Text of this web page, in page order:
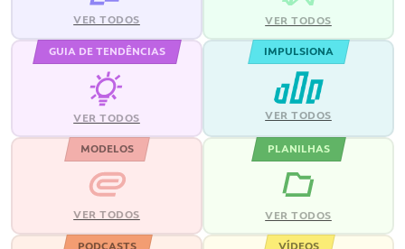
VER TODOS VER TODOS
GUIA DE TENDÊNCIAS
VER TODOS
IMPULSIONA
VER TODOS
MODELOS
VER TODOS
PLANILHAS
VER TODOS
PODCASTS VÍDEOS